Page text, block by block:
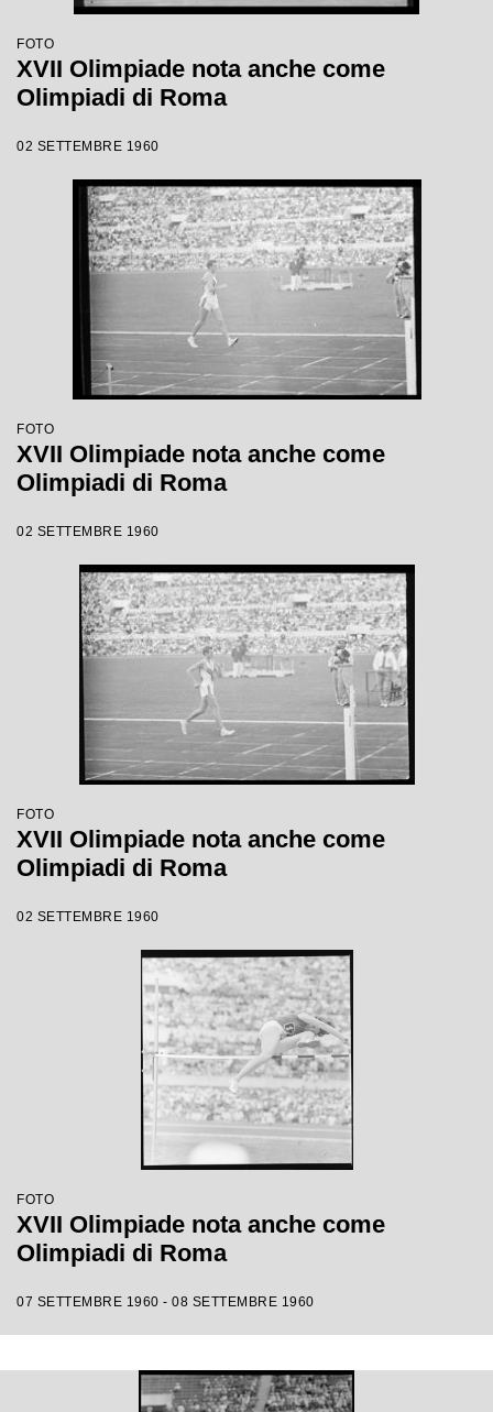
FOTO
XVII Olimpiade nota anche come
Olimpiadi di Roma
02 SETTEMBRE 1960
FOTO
XVII Olimpiade nota anche come
Olimpiadi di Roma
02 SETTEMBRE 1960
FOTO
XVII Olimpiade nota anche come
Olimpiadi di Roma
02 SETTEMBRE 1960
FOTO
XVII Olimpiade nota anche come
Olimpiadi di Roma
07 SETTEMBRE 1960 - 08 SETTEMBRE 1960